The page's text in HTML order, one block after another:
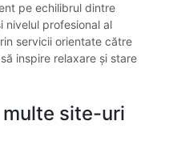
pe echilibrul dintre
nivelul profesional al
servicii orientate către
inspire relaxare și stare
site-uri